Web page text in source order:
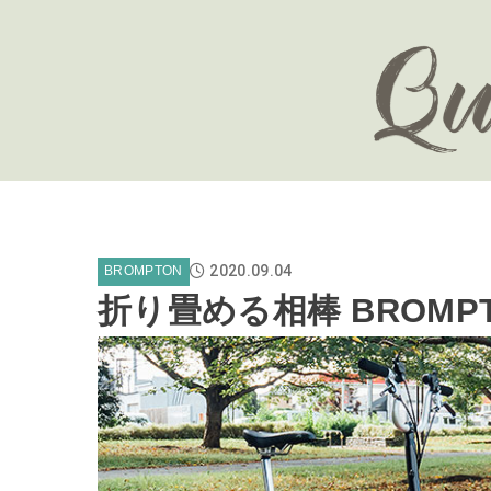
BROMPTON 2020.09.04
折り畳める相棒